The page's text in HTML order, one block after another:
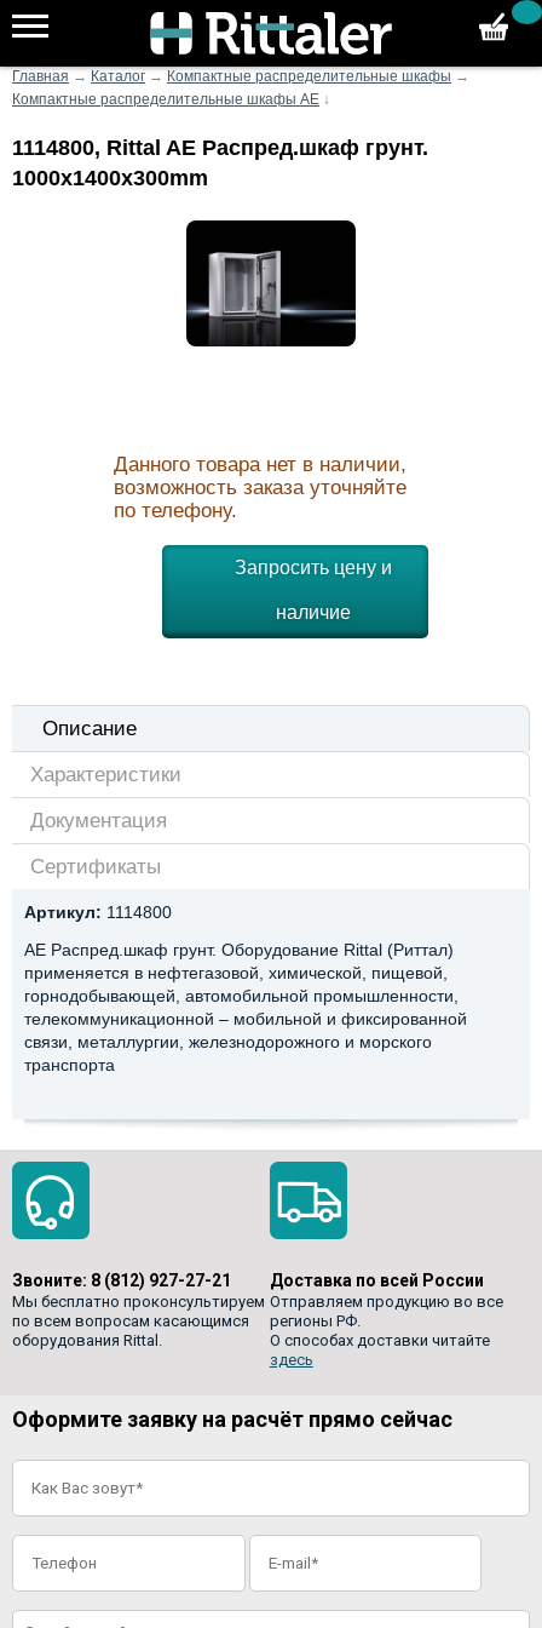
Главная → Каталог → Компактные распределительные шкафы →
Компактные распределительные шкафы AE ↓
1114800, Rittal AE Распред.шкаф грунт.
1000x1400x300mm
Данного товара нет в наличии,
возможность заказа уточняйте
по телефону.
Запросить цену и
наличие
Описание
Характеристики
Документация
Сертификаты
Артикул: 1114800
AE Распред.шкаф грунт. Оборудование Rittal (Риттал)
применяется в нефтегазовой, химической, пищевой,
горнодобывающей, автомобильной промышленности,
телекоммуникационной – мобильной и фиксированной
связи, металлургии, железнодорожного и морского
транспорта
Звоните: 8 (812) 927-27-21
Мы бесплатно проконсультируем
по всем вопросам касающимся
оборудования Rittal.
Доставка по всей России
Отправляем продукцию во все
регионы РФ.
О способах доставки читайте
здесь
Оформите заявку на расчёт прямо сейчас